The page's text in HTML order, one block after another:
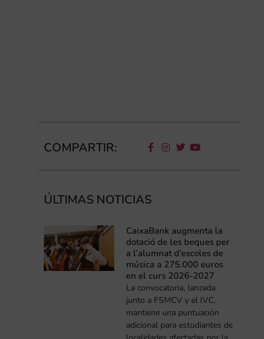
COMPARTIR:
ÚLTIMAS NOTICIAS
CaixaBank augmenta la
dotació de les beques per
a l’alumnat d’escoles de
música a 275.000 euros
en el curs 2026-2027
La convocatoria, lanzada
junto a FSMCV y el IVC,
mantiene una puntuación
adicional para estudiantes de